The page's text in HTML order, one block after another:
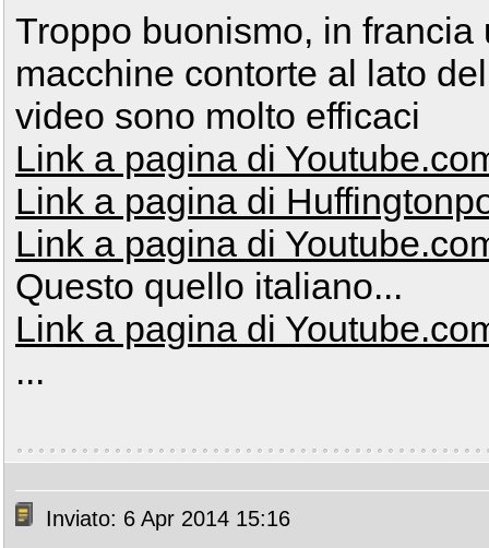
Troppo buonismo, in
macchine contorte al lato
video sono molto efficaci
Link a pagina di
Link a pagina di
Link a pagina di
Questo quello italiano...
Link a pagina di
...
Inviato: 6 Apr 2014 15:16